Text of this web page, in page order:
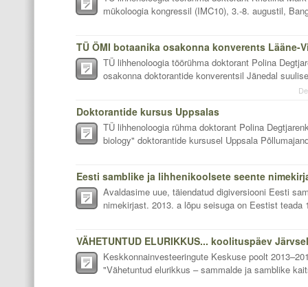
mükoloogia kongressil (IMC10), 3.-8. augustil,
TÜ lihhenoloogia töörühma doktorant Polina
osakonna doktorantide konverentsil Jänedal
Doktorantide kursus Uppsalas
TÜ lihhenoloogia rühma doktorant Polina
biology" doktorantide kursusel Uppsala
Eesti samblike ja lihhenikoolsete seente
Avaldasime uue, täiendatud digiversiooni Eesti
nimekirjast. 2013. a lõpu seisuga on Eestist teada
VÄHETUNTUD ELURIKKUS... koolituspäev
Keskkonnainvesteeringute Keskuse poolt
"Vähetuntud elurikkus – sammalde ja samblike